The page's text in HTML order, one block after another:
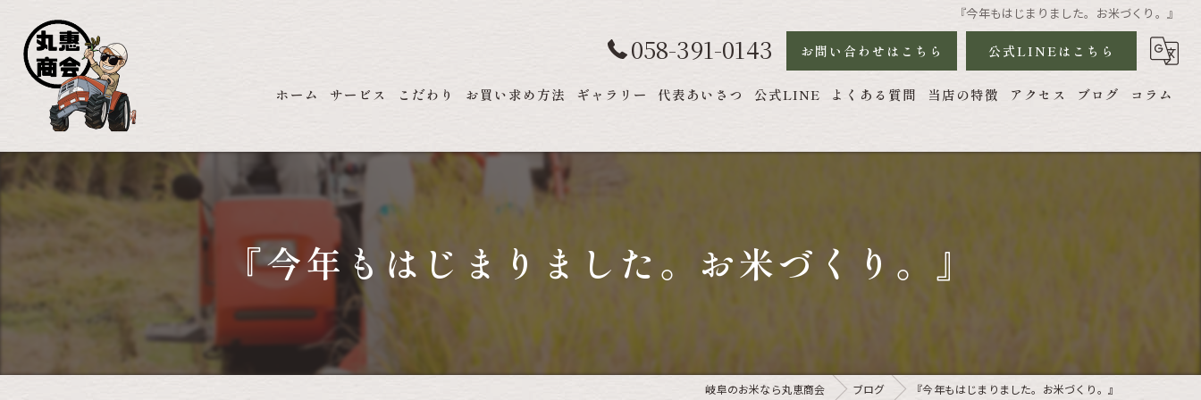
『今年もはじまりました。お米づくり。』
058-391-0143 お問い合わせはこちら 公式LINEはこちら
ホーム サービス こだわり お買い求め方法 ギャラリー 代表あいさつ 公式LINE よくある質問 当店の特徴
ハツシモ
農作業代行
アクセス ブログ コラム
『今年もはじまりました。お米づくり。』
岐阜のお米なら丸恵商会 ブログ 『今年もはじまりました。お米づくり。』